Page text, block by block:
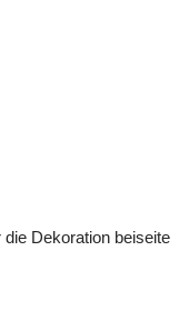
Dekoration beiseite